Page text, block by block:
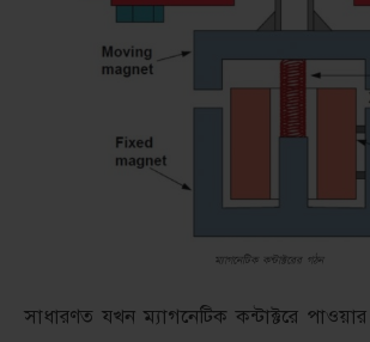
ম্যাগনেটিক কন্টাক্টরের গঠন
সাধারণত যখন ম্যাগনেটিক কন্টাক্টরে